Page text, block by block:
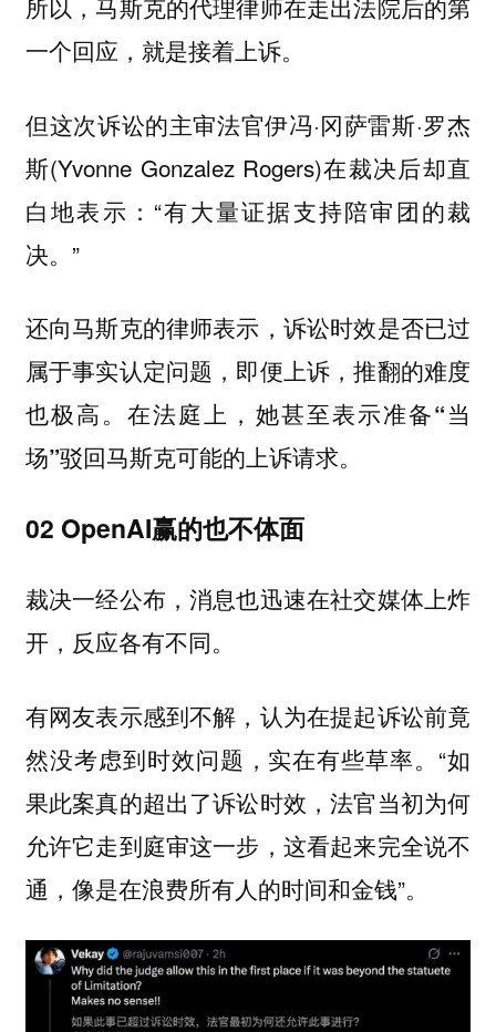
所以，马斯克的代理律师在走出法院后的第
一个回应，就是接着上诉。
但这次诉讼的主审法官伊冯·冈萨雷斯·罗杰
斯(Yvonne Gonzalez Rogers)在裁决后却直
白地表示：“有大量证据支持陪审团的裁
决。”
还向马斯克的律师表示，诉讼时效是否已过
属于事实认定问题，即便上诉，推翻的难度
也极高。在法庭上，她甚至表示准备“当
场”驳回马斯克可能的上诉请求。
02 OpenAI赢的也不体面
裁决一经公布，消息也迅速在社交媒体上炸
开，反应各有不同。
有网友表示感到不解，认为在提起诉讼前竟
然没考虑到时效问题，实在有些草率。“如
果此案真的超出了诉讼时效，法官当初为何
允许它走到庭审这一步，这看起来完全说不
通，像是在浪费所有人的时间和金钱”。